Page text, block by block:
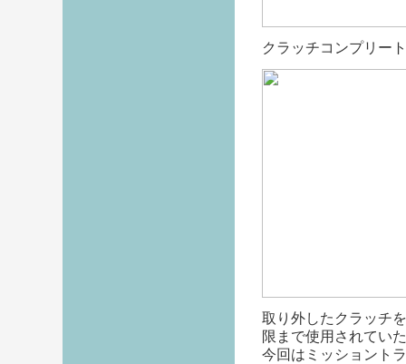
クラッチコンプリート
取り外したクラッチ
限まで使用されてい
今回はミッショント